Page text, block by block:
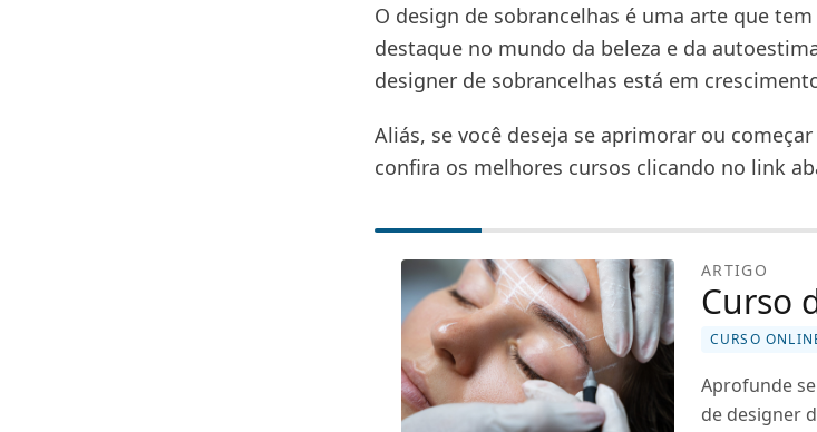
O design de sobrancelhas é uma arte que
destaque no mundo da beleza e da
designer de sobrancelhas está em
Aliás, se você deseja se aprimorar ou
confira os melhores cursos clicando no link
ARTIGO
Curso
CURSO
Aprofunde
de designer